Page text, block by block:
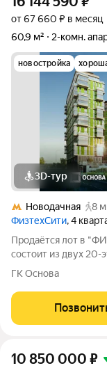
от 67 660 ₽ в месяц
60,9 м²
2-комн.
новостройка
3D-тур
Новодачная
8
ФизтехСити, 4
Продаётся лот в
состоит из двух
двухэтажным
подземный паркинг
ГК Основа
10 850 000 ₽